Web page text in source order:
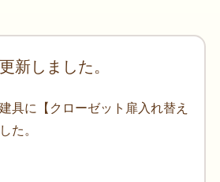
新しました。
具に【クローゼット扉入れ替え
た。